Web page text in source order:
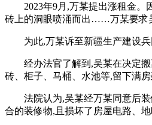
2023年9月,万某提出涨租金
砖上的洞眼喷涌而出……万某要求
为此,万某诉至新疆生产建设
经办法官了解到,吴某在决定
砖、柜子、马桶、水池等,留下满房
法院认为,吴某经万某同意后
合的装修物,且损坏了房屋电路、